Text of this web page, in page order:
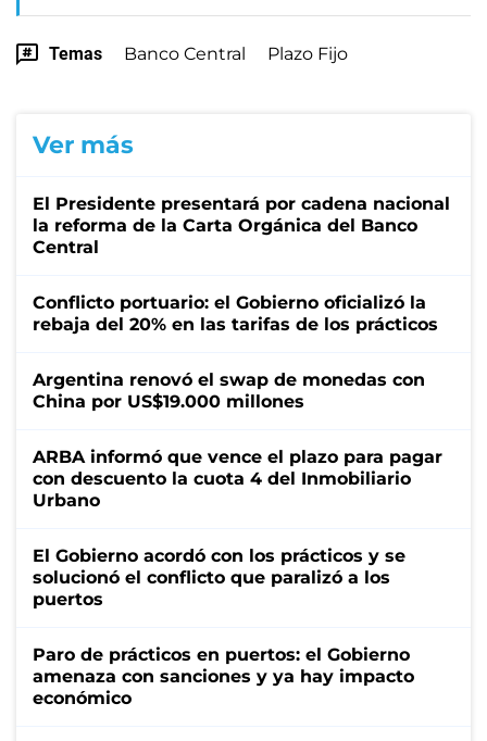
Temas Banco Central Plazo Fijo
Ver más
El Presidente presentará por cadena nacional
la reforma de la Carta Orgánica del Banco
Central
Conflicto portuario: el Gobierno oficializó la
rebaja del 20% en las tarifas de los prácticos
Argentina renovó el swap de monedas con
China por US$19.000 millones
ARBA informó que vence el plazo para pagar
con descuento la cuota 4 del Inmobiliario
Urbano
El Gobierno acordó con los prácticos y se
solucionó el conflicto que paralizó a los
puertos
Paro de prácticos en puertos: el Gobierno
amenaza con sanciones y ya hay impacto
económico